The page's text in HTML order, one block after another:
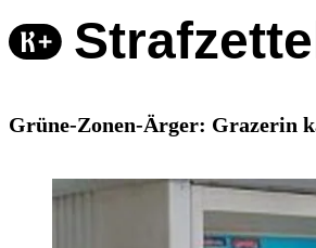
Grüne-Zonen-Ärger: Grazerin